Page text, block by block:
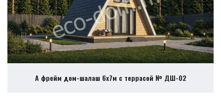
А фрейм дом-шалаш 6х7м с террасой № ДШ-02